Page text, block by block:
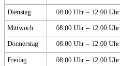
Dienstag 08:00 Uhr – 12:00 Uhr
Mittwoch 08:00 Uhr – 12:00 Uhr
Donnerstag 08:00 Uhr – 12:00 Uhr
Freitag 08:00 Uhr – 12:00 Uhr